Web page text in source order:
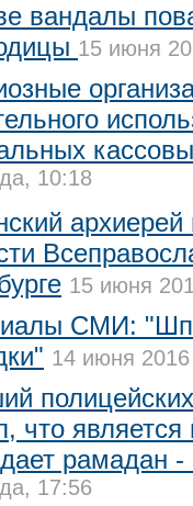
вандалы
15 июня
10:18
архиерей
15 июня
СМИ:
14 июня 2016
что
рамадан -
17:56